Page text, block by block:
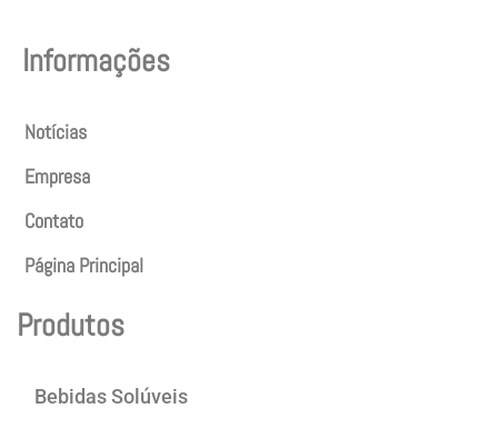
Informações
Notícias
Empresa
Contato
Página Principal
Produtos
Bebidas Solúveis